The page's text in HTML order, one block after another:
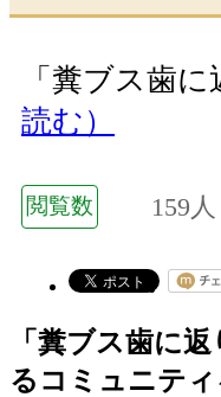
「糞ブス歯
読む）
閲覧数 159人
「糞ブス歯に
るコミュニティ